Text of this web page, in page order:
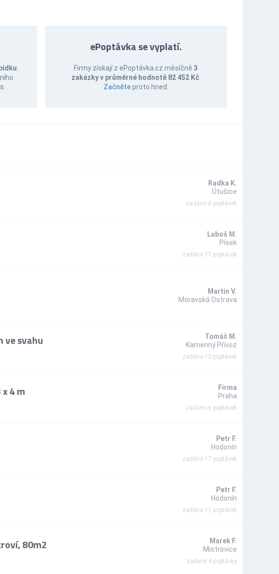
ePoptávka se vyplatí.
Firmy získají z ePoptávka.cz měsíčně3
zakázky v průměrné hodnotě 82 452 Kč.
Začněteproto hned.
Radka K.
Útušice
zadáno 8 poptávek
Luboš M.
Písek
zadáno 17 poptávek
Martin V.
Moravská Ostrava
ve svahu
Tomáš M.
Kamenný Přívoz
zadáno 12 poptávek
4 m
Firma
Praha
zadáno 6 poptávek
Petr F.
Hodonín
zadáno 17 poptávek
Petr F.
Hodonín
zadáno 17 poptávek
80m2
Marek F.
Mistrovice
zadané 4 poptávky